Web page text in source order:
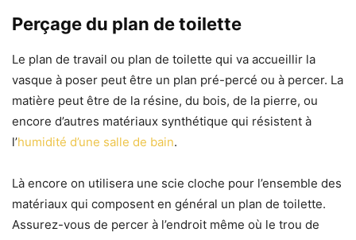
Perçage du plan de toilette
Le plan de travail ou plan de toilette qui va accueillir la
vasque à poser peut être un plan pré-percé ou à percer. La
matière peut être de la résine, du bois, de la pierre, ou
encore d’autres matériaux synthétique qui résistent à
l’humidité d’une salle de bain.
Là encore on utilisera une scie cloche pour l’ensemble des
matériaux qui composent en général un plan de toilette.
Assurez-vous de percer à l’endroit même où le trou de